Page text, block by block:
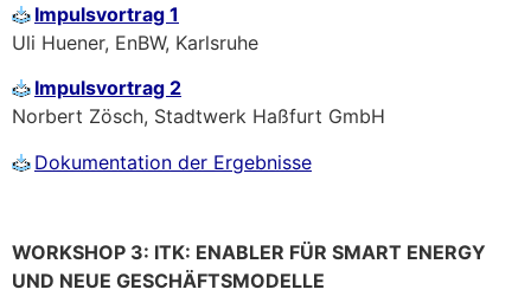
Impulsvortrag 1
Uli Huener, EnBW, Karlsruhe
Impulsvortrag 2
Norbert Zösch, Stadtwerk Haßfurt GmbH
Dokumentation der Ergebnisse
WORKSHOP 3: ITK: ENABLER FÜR SMART ENERGY
UND NEUE GESCHÄFTSMODELLE